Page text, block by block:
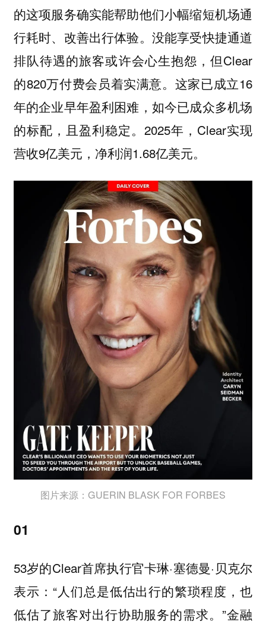
的这项服务确实能帮助他们小幅缩短机场通
行耗时、改善出行体验。没能享受快捷通道
排队待遇的旅客或许会心生抱怨，但Clear
的820万付费会员着实满意。这家已成立16
年的企业早年盈利困难，如今已成众多机场
的标配，且盈利稳定。2025年，Clear实现
营收9亿美元，净利润1.68亿美元。
图片来源：GUERIN BLASK FOR FORBES
01
53岁的Clear首席执行官卡琳·塞德曼·贝克尔
表示：“人们总是低估出行的繁琐程度，也
低估了旅客对出行协助服务的需求。”金融